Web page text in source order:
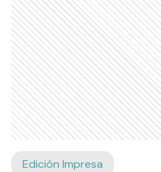
Edición Impresa